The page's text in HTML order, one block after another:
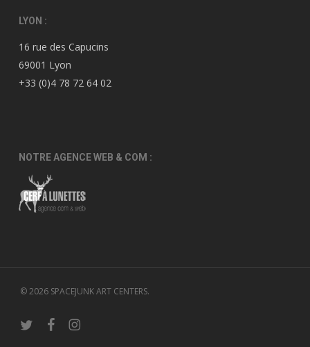
LYON :
16 rue des Capucins
69001 Lyon
+33 (0)4 78 72 64 02
NOTRE AGENCE WEB & COM :
© 2026 SPACEJUNK ART CENTERS.
twitter facebookinstagram